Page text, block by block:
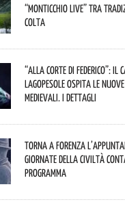
“Monticchio Live” tra
colta
“Alla corte di Federico”: il
Lagopesole ospita le
Medievali. I dettagli
Torna a Forenza
Giornate della Civiltà
programma